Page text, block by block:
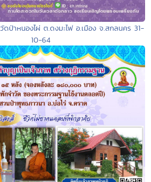
าหนองไผ่ ต.ดงมะไฟ อ.เมือง จ.สกลนคร 31-
10-64